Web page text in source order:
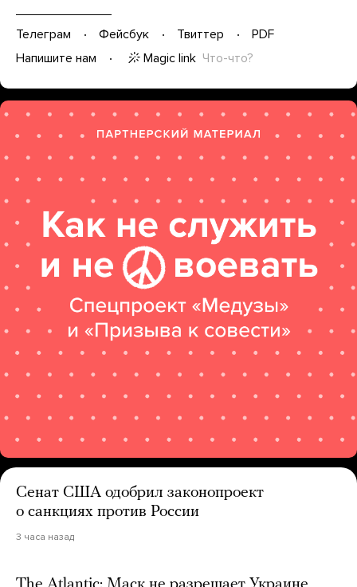
Телеграм Фейсбук Твиттер
PDF
Напишите нам
Magic link Что-что?
Сенат США одобрил законопроект
о санкциях против России
3 часа назад